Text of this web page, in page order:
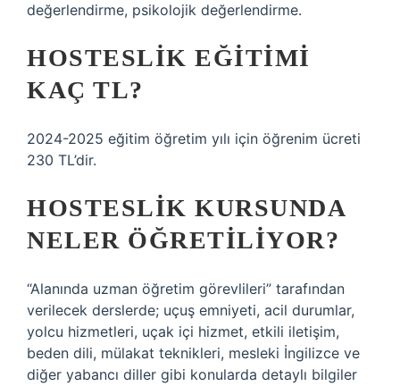
değerlendirme, psikolojik değerlendirme.
HOSTESLIK EĞITIMI
KAÇ TL?
2024-2025 eğitim öğretim yılı için öğrenim ücreti
230 TL’dir.
HOSTESLIK KURSUNDA
NELER ÖĞRETILIYOR?
“Alanında uzman öğretim görevlileri” tarafından
verilecek derslerde; uçuş emniyeti, acil durumlar,
yolcu hizmetleri, uçak içi hizmet, etkili iletişim,
beden dili, mülakat teknikleri, mesleki İngilizce ve
diğer yabancı diller gibi konularda detaylı bilgiler